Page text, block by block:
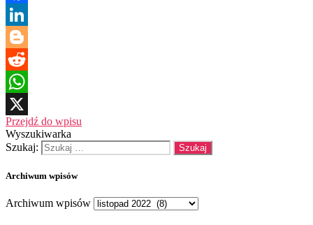
Facebook
LinkedIn
Blogger
Reddit
WhatsApp
X
Przejdź do wpisu
Wyszukiwarka
Szukaj:
Archiwum wpisów
Archiwum wpisów